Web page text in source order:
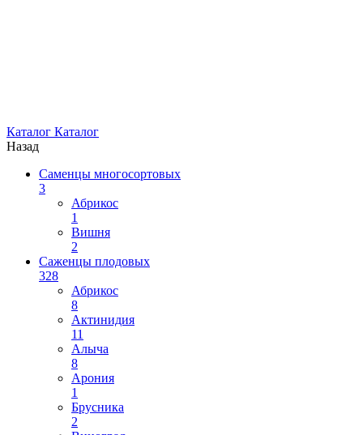
Каталог Каталог
Назад
Саменцы многосортовых
3
Абрикос
1
Вишня
2
Саженцы плодовых
328
Абрикос
8
Актинидия
11
Алыча
8
Арония
1
Брусника
2